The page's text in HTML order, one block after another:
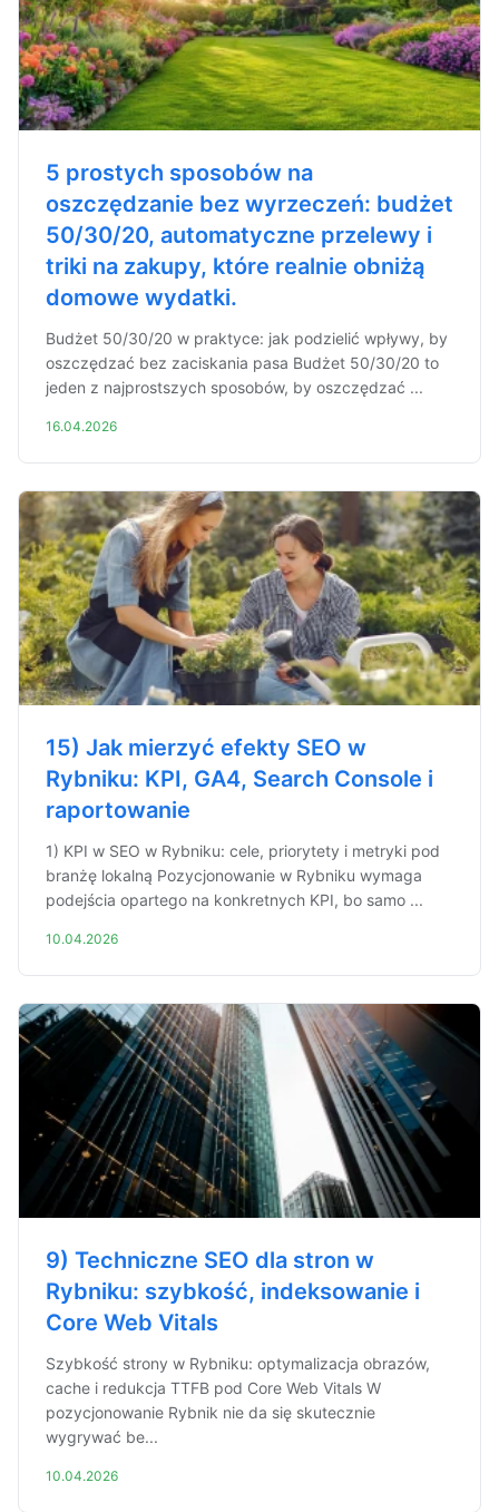
5 prostych sposobów na
oszczędzanie bez wyrzeczeń: budżet
50/30/20, automatyczne przelewy i
triki na zakupy, które realnie obniżą
domowe wydatki.
Budżet 50/30/20 w praktyce: jak podzielić wpływy, by
oszczędzać bez zaciskania pasa Budżet 50/30/20 to
jeden z najprostszych sposobów, by oszczędzać ...
16.04.2026
15) Jak mierzyć efekty SEO w
Rybniku: KPI, GA4, Search Console i
raportowanie
1) KPI w SEO w Rybniku: cele, priorytety i metryki pod
branżę lokalną Pozycjonowanie w Rybniku wymaga
podejścia opartego na konkretnych KPI, bo samo ...
10.04.2026
9) Techniczne SEO dla stron w
Rybniku: szybkość, indeksowanie i
Core Web Vitals
Szybkość strony w Rybniku: optymalizacja obrazów,
cache i redukcja TTFB pod Core Web Vitals W
pozycjonowanie Rybnik nie da się skutecznie
wygrywać be...
10.04.2026